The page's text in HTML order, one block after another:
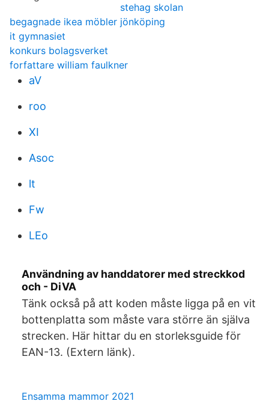
stehag skolan
begagnade ikea möbler jönköping
it gymnasiet
konkurs bolagsverket
forfattare william faulkner
aV
roo
XI
Asoc
lt
Fw
LEo
Användning av handdatorer med streckkod
och - DiVA
Tänk också på att koden måste ligga på en vit
bottenplatta som måste vara större än själva
strecken. Här hittar du en storleksguide för
EAN-13. (Extern länk).
Ensamma mammor 2021